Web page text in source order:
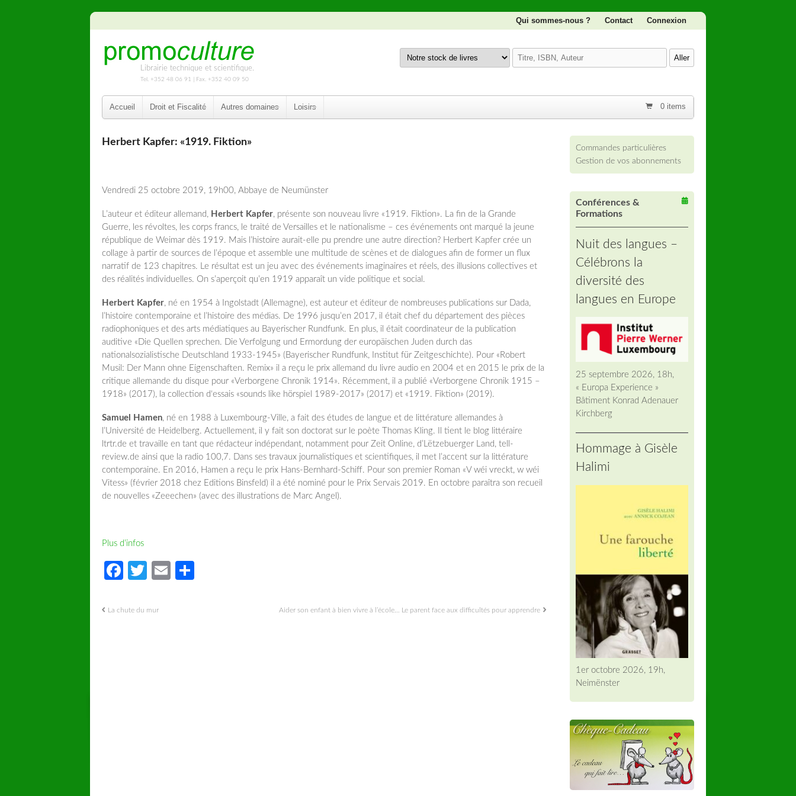
Qui sommes-nous ? Contact Connexion
Librairie technique et scientifique.
Tel. +352 48 06 91 | Fax. +352 40 09 50
0 items
Accueil Droit et Fiscalité Autres domaines Loisirs
Herbert Kapfer: «1919. Fiktion»
Vendredi 25 octobre 2019, 19h00, Abbaye de Neumünster
L’auteur et éditeur allemand, Herbert Kapfer, présente son nouveau livre «1919. Fiktion». La fin de la Grande
Guerre, les révoltes, les corps francs, le traité de Versailles et le nationalisme – ces événements ont marqué la jeune
république de Weimar dès 1919. Mais l’histoire aurait-elle pu prendre une autre direction? Herbert Kapfer crée un
collage à partir de sources de l’époque et assemble une multitude de scènes et de dialogues afin de former un flux
narratif de 123 chapitres. Le résultat est un jeu avec des événements imaginaires et réels, des illusions collectives et
des réalités individuelles. On s’aperçoit qu’en 1919 apparaît un vide politique et social.
Herbert Kapfer, né en 1954 à Ingolstadt (Allemagne), est auteur et éditeur de nombreuses publications sur Dada,
l’histoire contemporaine et l’histoire des médias. De 1996 jusqu’en 2017, il était chef du département des pièces
radiophoniques et des arts médiatiques au Bayerischer Rundfunk. En plus, il était coordinateur de la publication
auditive «Die Quellen sprechen. Die Verfolgung und Ermordung der europäischen Juden durch das
nationalsozialistische Deutschland 1933-1945» (Bayerischer Rundfunk, Institut für Zeitgeschichte). Pour «Robert
Musil: Der Mann ohne Eigenschaften. Remix» il a reçu le prix allemand du livre audio en 2004 et en 2015 le prix de la
critique allemande du disque pour «Verborgene Chronik 1914». Récemment, il a publié «Verborgene Chronik 1915 –
1918» (2017), la collection d‘essais «sounds like hörspiel 1989-2017» (2017) et «1919. Fiktion» (2019).
Samuel Hamen, né en 1988 à Luxembourg-Ville, a fait des études de langue et de littérature allemandes à
l’Université de Heidelberg. Actuellement, il y fait son doctorat sur le poète Thomas Kling. Il tient le blog littéraire
ltrtr.de et travaille en tant que rédacteur indépendant, notamment pour Zeit Online, d’Lëtzebuerger Land, tell-
review.de ainsi que la radio 100,7. Dans ses travaux journalistiques et scientifiques, il met l’accent sur la littérature
contemporaine. En 2016, Hamen a reçu le prix Hans-Bernhard-Schiff. Pour son premier Roman «V wéi vreckt, w wéi
Vitess» (février 2018 chez Editions Binsfeld) il a été nominé pour le Prix Servais 2019. En octobre paraîtra son recueil
de nouvelles «Zeeechen» (avec des illustrations de Marc Angel).
Plus d’infos
Facebook
Twitter
Email
La chute du mur Aider son enfant à bien vivre à l’école… Le parent face aux difficultés pour apprendre
Commandes particulières
Gestion de vos abonnements
Conférences &
Formations
Nuit des langues –
Célébrons la
diversité des
langues en Europe
25 septembre 2026, 18h,
« Europa Experience »
Bâtiment Konrad Adenauer
Kirchberg
Hommage à Gisèle
Halimi
1er octobre 2026, 19h,
Neimënster